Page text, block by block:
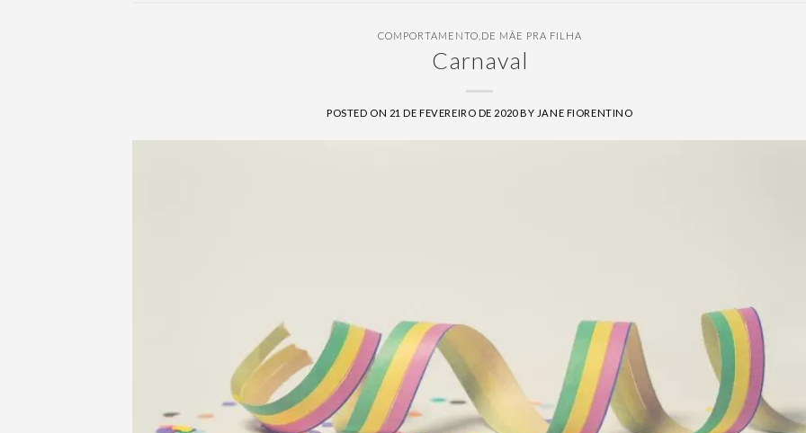
COMPORTAMENTO DE MÃE PRA FILHA
Carnaval
POSTED ON 21 DE FEVEREIRO DE 2020BY JANE FIORENTINO